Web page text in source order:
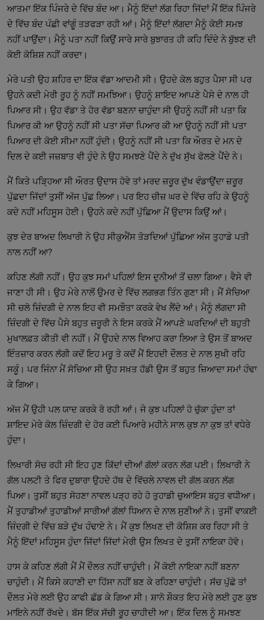
ਆਤਮਾ ਇੱਕ ਪਿੰਜਰੇ ਦੇ ਵਿੱਚ ਬੰਦ ਆ। ਮੈਨੂੰ ਇੱਦਾਂ ਲੱਗ ਰਿਹਾ ਜਿੱਦਾਂ ਮੈਂ ਇੱਕ ਪਿੰਜਰੇ
ਦੇ ਵਿੱਚ ਬੰਦ ਪੰਛੀ ਵਾਂਗੂੰ ਤੜਫੜਾ ਰਹੀ ਆਂ। ਮੈਨੂੰ ਇੱਦਾਂ ਲੱਗਦਾ ਮੈਨੂੰ ਕੋਈ ਸਮਝ
ਨਹੀਂ ਪਾਉਂਦਾ। ਮੈਨੂੰ ਪਤਾ ਨਹੀਂ ਕਿਉਂ ਸਾਰੇ ਸਾਰੇ ਬੁਝਾਰਤ ਹੀ ਕਹਿ ਦਿੰਦੇ ਨੇ ਬੁੱਝਣ ਦੀ
ਕੋਈ ਕੋਸ਼ਿਸ਼ ਨਹੀਂ ਕਰਦਾ।
ਮੇਰੇ ਪਤੀ ਉਹ ਸ਼ਹਿਰ ਦਾ ਇੱਕ ਵੱਡਾ ਆਦਮੀ ਸੀ। ਉਹਦੇ ਕੋਲ ਬਹੁਤ ਪੈਸਾ ਸੀ ਪਰ
ਉਹਨੇ ਕਦੀ ਮੇਰੀ ਰੂਹ ਨੂੰ ਨਹੀਂ ਸਮਝਿਆ। ਉਹਨੂੰ ਸ਼ਾਇਦ ਆਪਣੇ ਪੈਸੇ ਦੇ ਨਾਲ ਹੀ
ਪਿਆਰ ਸੀ। ਉਹ ਵੱਡਾ ਤੇ ਹੋਰ ਵੱਡਾ ਬਣਨਾ ਚਾਹੁੰਦਾ ਸੀ ਉਹਨੂੰ ਨਹੀਂ ਸੀ ਪਤਾ ਕਿ
ਪਿਆਰ ਕੀ ਆ ਉਹਨੂੰ ਨਹੀਂ ਸੀ ਪਤਾ ਸੱਚਾ ਪਿਆਰ ਕੀ ਆ ਉਹਨੂੰ ਨਹੀਂ ਸੀ ਪਤਾ
ਪਿਆਰ ਦੀ ਕੋਈ ਸੀਮਾ ਨਹੀਂ ਹੁੰਦੀ। ਉਹਨੂੰ ਨਹੀਂ ਸੀ ਪਤਾ ਕਿ ਔਰਤ ਦੇ ਮਨ ਦੇ
ਦਿਲ ਦੇ ਕਈ ਜਜ਼ਬਾਤ ਵੀ ਹੁੰਦੇ ਨੇ ਉਹ ਸਮਝਣੇ ਪੈਂਦੇ ਨੇ ਦੁੱਖ ਸੁੱਖ ਫੋਲਣੇ ਪੈਂਦੇ ਨੇ।
ਮੈਂ ਕਿਤੇ ਪੜ੍ਹਿਆ ਸੀ ਔਰਤ ਉਦਾਸ ਹੋਵੇ ਤਾਂ ਮਰਦ ਜ਼ਰੂਰ ਦੁੱਖ ਵੰਡਾਉਂਦਾ ਜ਼ਰੂਰ
ਪੁੱਛਦਾ ਜਿੱਦਾਂ ਤੁਸੀਂ ਅੱਜ ਪੁੱਛ ਲਿਆ। ਪਰ ਇਹ ਚੀਜ਼ ਘਰ ਦੇ ਵਿੱਚ ਰਹਿ ਕੇ ਉਹਨੂੰ
ਕਦੇ ਨਹੀਂ ਮਹਿਸੂਸ ਹੋਈ। ਉਹਨੇ ਕਦੇ ਨਹੀਂ ਪੁੱਛਿਆ ਮੈਂ ਉਦਾਸ ਕਿਉਂ ਆਂ।
ਕੁਝ ਦੇਰ ਬਾਅਦ ਲਿਖਾਰੀ ਨੇ ਉਹ ਸੀਕੁਐਂਸ ਤੋੜਦਿਆਂ ਪੁੱਛਿਆ ਅੱਜ ਤੁਹਾਡੇ ਪਤੀ
ਨਾਲ ਨਹੀਂ ਆ?
ਕਹਿਣ ਲੱਗੀ ਨਹੀਂ। ਉਹ ਕੁਝ ਸਮਾਂ ਪਹਿਲਾਂ ਇਸ ਦੁਨੀਆਂ ਤੋਂ ਚਲਾ ਗਿਆ। ਵੈਸੇ ਵੀ
ਜਾਣਾ ਹੀ ਸੀ। ਉਹ ਮੇਰੇ ਨਾਲੋਂ ਉਮਰ ਦੇ ਵਿੱਚ ਲਗਭਗ ਤਿੰਨ ਗੁਣਾ ਸੀ। ਮੈਂ ਸੋਚਿਆ
ਸੀ ਚਲੋ ਜ਼ਿੰਦਗੀ ਦੇ ਨਾਲ ਇਹ ਵੀ ਸਮਝੌਤਾ ਕਰਕੇ ਵੇਖ ਲੈਂਦੇ ਆਂ। ਮੈਨੂੰ ਲੱਗਦਾ ਸੀ
ਜ਼ਿੰਦਗੀ ਦੇ ਵਿੱਚ ਪੈਸੇ ਬਹੁਤ ਜ਼ਰੂਰੀ ਨੇ ਇਸ ਕਰਕੇ ਮੈਂ ਆਪਣੇ ਘਰਦਿਆਂ ਦੀ ਬਹੁਤੀ
ਮੁਖਾਲਫ਼ਤ ਕੀਤੀ ਵੀ ਨਹੀਂ। ਮੈਂ ਉਹਦੇ ਨਾਲ ਵਿਆਹ ਕਰਾ ਲਿਆ ਤੇ ਉਸ ਤੋਂ ਬਾਅਦ
ਇੰਤਜ਼ਾਰ ਕਰਨ ਲੱਗੀ ਕਦੋਂ ਇਹ ਮਰੂ ਤੇ ਕਦੋਂ ਮੈਂ ਇਹਦੀ ਦੌਲਤ ਦੇ ਨਾਲ ਸੁਖੀ ਰਹਿ
ਸਕੂੰ। ਪਰ ਜਿੰਨਾ ਮੈਂ ਸੋਚਿਆ ਸੀ ਉਹ ਸਖ਼ਤ ਹੱਡੀ ਉਸ ਤੋਂ ਬਹੁਤ ਜ਼ਿਆਦਾ ਸਮਾਂ ਹੰਢਾ
ਕੇ ਗਿਆ।
ਅੱਜ ਮੈਂ ਉਹੀ ਪਲ ਯਾਦ ਕਰਕੇ ਰੋ ਰਹੀ ਆਂ। ਜੇ ਕੁਝ ਪਹਿਲਾਂ ਹੋ ਚੁੱਕਾ ਹੁੰਦਾ ਤਾਂ
ਸ਼ਾਇਦ ਮੇਰੇ ਕੋਲ ਜ਼ਿੰਦਗੀ ਦੇ ਹੋਰ ਕਈ ਪਿਆਰੇ ਮਹੀਨੇ ਸਾਲ ਕੁਝ ਨਾ ਕੁਝ ਤਾਂ ਵਧੇਰੇ
ਹੁੰਦਾ।
ਲਿਖਾਰੀ ਸੋਚ ਰਹੀ ਸੀ ਇਹ ਹੁਣ ਕਿੱਦਾਂ ਦੀਆਂ ਗੱਲਾਂ ਕਰਨ ਲੱਗ ਪਈ। ਲਿਖਾਰੀ ਨੇ
ਗੱਲ ਪਲਟੀ ਤੇ ਫਿਰ ਦੁਬਾਰਾ ਉਹਦੇ ਹੱਥ ਦੇ ਵਿੱਚਲੇ ਨਾਵਲ ਦੀ ਗੱਲ ਕਰਨ ਲੱਗ
ਪਿਆ। ਤੁਸੀਂ ਬਹੁਤ ਸੋਹਣਾ ਨਾਵਲ ਪੜ੍ਹ ਰਹੇ ਹੋ ਤੁਹਾਡੀ ਚੁਆਇਸ ਬਹੁਤ ਵਧੀਆ।
ਮੈਂ ਤੁਹਾਡੀਆਂ ਤੁਹਾਡੀਆਂ ਸਾਰੀਆਂ ਗੱਲਾਂ ਧਿਆਨ ਦੇ ਨਾਲ ਸੁਣੀਆਂ ਨੇ। ਤੁਸੀਂ ਵਾਕਈ
ਜ਼ਿੰਦਗੀ ਦੇ ਵਿੱਚ ਬੜੇ ਦੁੱਖ ਹੰਢਾਏ ਨੇ। ਮੈਂ ਕੁਝ ਲਿਖਣ ਦੀ ਕੋਸ਼ਿਸ਼ ਕਰ ਰਿਹਾ ਸੀ ਤੇ
ਮੈਨੂੰ ਇੱਦਾਂ ਮਹਿਸੂਸ ਹੁੰਦਾ ਜਿੱਦਾਂ ਜਿੱਦਾਂ ਮੇਰੀ ਉਸ ਲਿਖਤ ਦੇ ਤੁਸੀਂ ਨਾਇਕਾ ਹੋਵੋ।
ਹਾਸ ਕੇ ਕਹਿਣ ਲੱਗੀ ਮੈਂ ਮੈਂ ਦੌਲਤ ਨਹੀਂ ਚਾਹੁੰਦੀ। ਮੈਂ ਕੋਈ ਨਾਇਕਾ ਨਹੀਂ ਬਣਨਾ
ਚਾਹੁੰਦੀ। ਮੈਂ ਕਿਸੇ ਕਹਾਣੀ ਦਾ ਹਿੱਸਾ ਨਹੀਂ ਬਣ ਕੇ ਰਹਿਣਾ ਚਾਹੁੰਦੀ। ਸੱਚ ਪੁੱਛੋ ਤਾਂ
ਦੌਲਤ ਮੇਰੇ ਲਈ ਉਹ ਕਾਫੀ ਛੱਡ ਕੇ ਗਿਆ ਸੀ। ਸ਼ਾਨੋ ਸ਼ੌਕਤ ਇਹ ਮੇਰੇ ਲਈ ਹੁਣ ਕੁਝ
ਮਾਇਨੇ ਨਹੀਂ ਰੱਖਦੇ। ਬੱਸ ਇੱਕ ਸੱਚੀ ਰੂਹ ਚਾਹੀਦੀ ਆ। ਇੱਕ ਦਿਲ ਨੂੰ ਸਮਝਣ